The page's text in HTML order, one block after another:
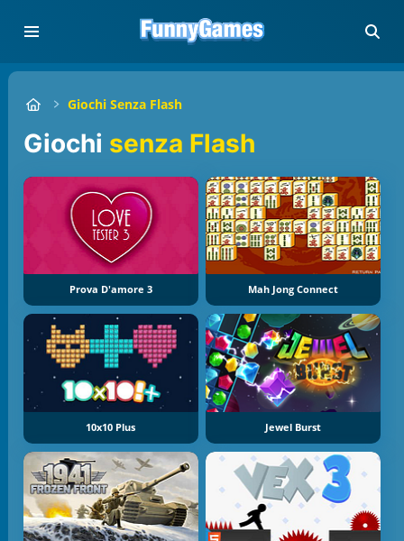
Giochi Senza Flash
Giochi senza Flash
Prova D'amore 3 Mah Jong Connect
10x10 Plus Jewel Burst